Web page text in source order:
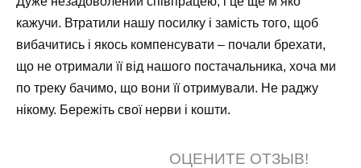
кажучи. Втратили нашу посилку і замість того, щоб
вибачитись і якось компенсувати – почали брехати,
що не отримали її від нашого постачальника, хоча ми
по треку бачимо, що вони її отримували. Не раджу
нікому. Бережіть свої нерви і кошти.
ОЦЕНИТЕ ОТЗЫВ!